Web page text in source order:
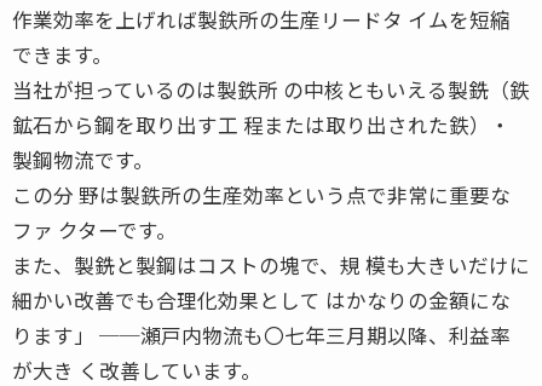
作業効率を上げれば製鉄所の生産リードタ イムを短縮
できます。
当社が担っているのは製鉄所 の中核ともいえる製銑（鉄
鉱石から鋼を取り出す工 程または取り出された鉄）・
製鋼物流です。
この分 野は製鉄所の生産効率という点で非常に重要な
ファ クターです。
また、製銑と製鋼はコストの塊で、規 模も大きいだけに
細かい改善でも合理化効果として はかなりの金額にな
ります」 ──瀬戸内物流も〇七年三月期以降、利益率
が大き く改善しています。